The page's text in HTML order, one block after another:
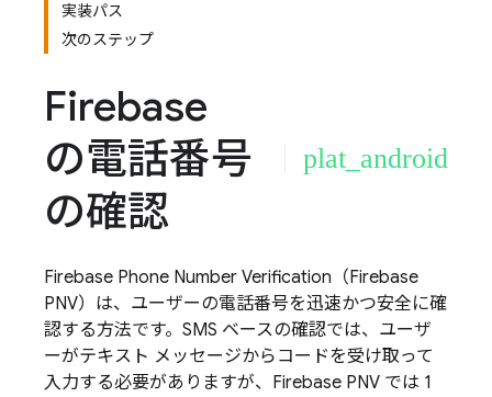
実装パス
次のステップ
Firebase
の電話番号
の確認
plat_android
Firebase Phone Number Verification （Firebase
PNV）は、ユーザーの電話番号を迅速かつ安全に確
認する方法です。SMS ベースの確認では、ユーザ
ーがテキスト メッセージからコードを受け取って
入力する必要がありますが、 Firebase PNV では 1